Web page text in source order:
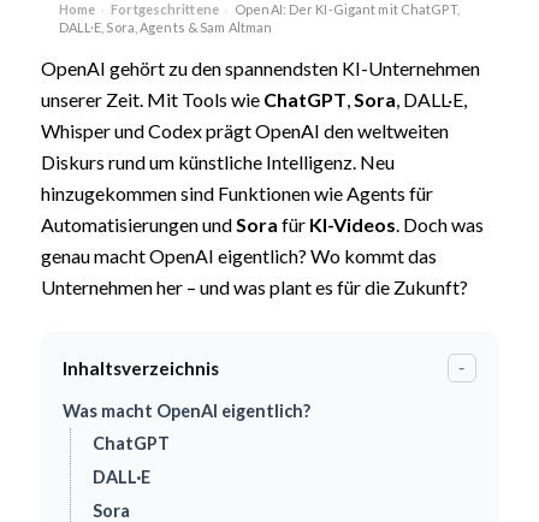
Home › Fortgeschrittene › OpenAI: Der KI-Gigant mit ChatGPT,
DALL·E, Sora, Agents & Sam Altman
OpenAI gehört zu den spannendsten KI-Unternehmen
unserer Zeit. Mit Tools wie ChatGPT,Sora, DALL·E,
Whisper und Codex prägt OpenAI den weltweiten
Diskurs rund um künstliche Intelligenz. Neu
hinzugekommen sind Funktionen wie Agents für
Automatisierungen undSora für KI-Videos. Doch was
genau macht OpenAI eigentlich? Wo kommt das
Unternehmen her – und was plant es für die Zukunft?
Inhaltsverzeichnis -
Was macht OpenAI eigentlich?
ChatGPT
DALL·E
Sora